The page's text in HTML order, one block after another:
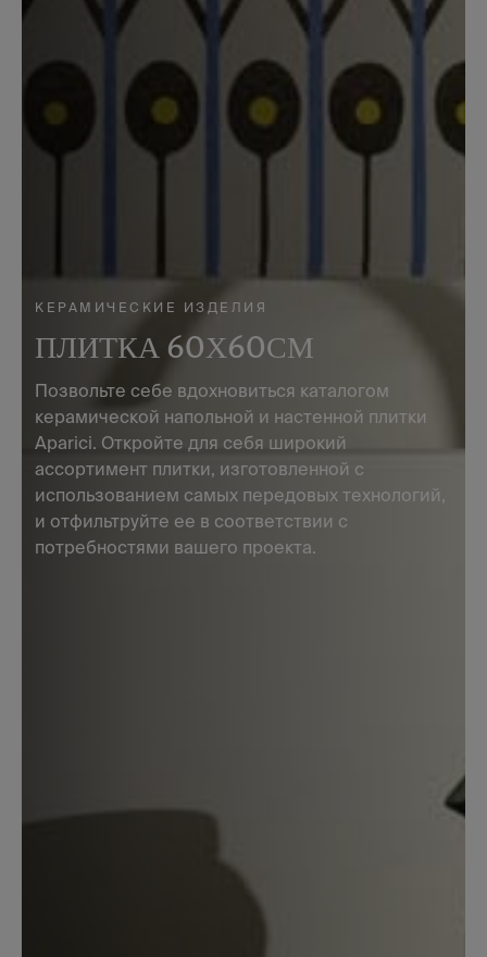
КЕРАМИЧЕСКИЕ ИЗДЕЛИЯ
ПЛИТКА 60Х60СМ
Позвольте себе вдохновиться каталогом
керамической напольной и настенной плитки
Aparici. Откройте для себя широкий
ассортимент плитки, изготовленной с
использованием самых передовых технологий,
и отфильтруйте ее в соответствии с
потребностями вашего проекта.